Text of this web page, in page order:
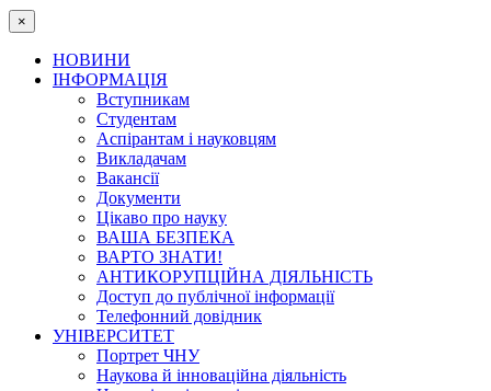
×
НОВИНИ
ІНФОРМАЦІЯ
Вступникам
Студентам
Аспірантам і науковцям
Викладачам
Вакансії
Документи
Цікаво про науку
ВАША БЕЗПЕКА
ВАРТО ЗНАТИ!
АНТИКОРУПЦІЙНА ДІЯЛЬНІСТЬ
Доступ до публічної інформації
Телефонний довідник
УНІВЕРСИТЕТ
Портрет ЧНУ
Наукова й інноваційна діяльність